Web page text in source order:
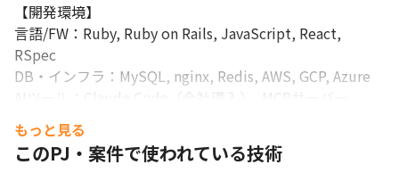
【開発環境】
言語/FW：Ruby, Ruby on Rails, JavaScript, React,
RSpec
DB・インフラ：MySQL, nginx, Redis, AWS, GCP, Azure
AIツール：Claude Code（全社導入）, MCPサーバー
（Notion/Asana/G-Workspace/Figma）
開発管理：GitHub, Asana, Figma, Google Workspace
支給PC：Windows/Mac 選択可
もっと見る
このPJ・案件で使われている技術